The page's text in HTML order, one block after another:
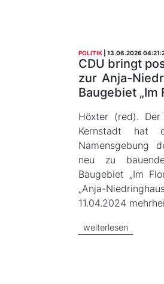
POLITIK 13.06.2026
CDU bringt
zur Anja-
Baugebiet „Im
Höxter (red). Der
Kernstadt hat
Namensgebung
neu zu
Baugebiet „Im
„Anja-
11.04.2024
weiterlesen